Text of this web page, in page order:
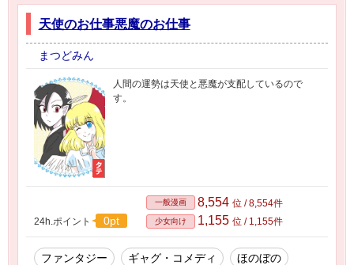
天使のお仕事悪魔のお仕事
まつどみん
人間の運勢は天使と悪魔が支配しているので
す。
24h.ポイント 0pt
一般漫画 8,554 位 / 8,554件
少女向け 1,155 位 / 1,155件
ファンタジー ギャグ・コメディ
ほのぼの